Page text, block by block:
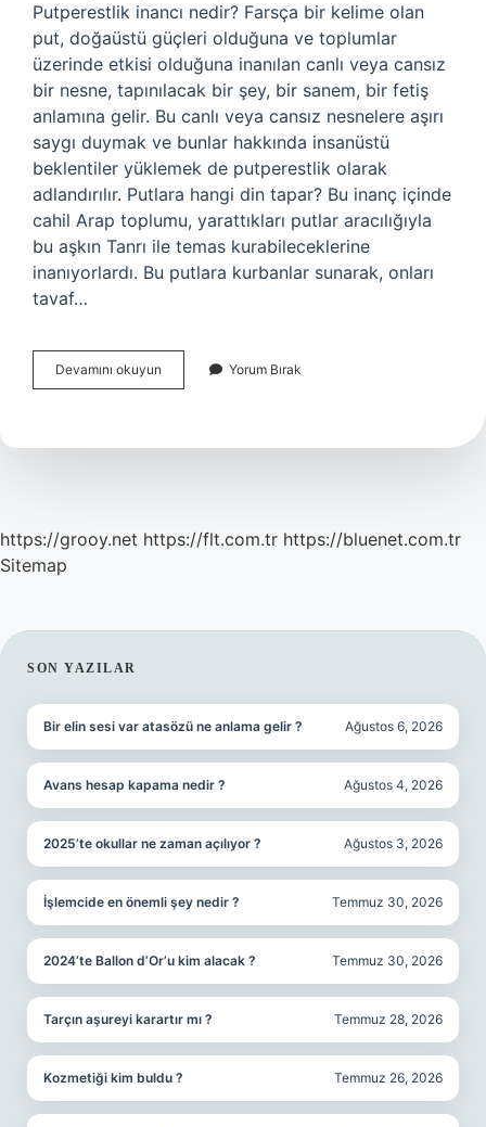
Putperestlik inancı nedir? Farsça bir kelime olan
put, doğaüstü güçleri olduğuna ve toplumlar
üzerinde etkisi olduğuna inanılan canlı veya cansız
bir nesne, tapınılacak bir şey, bir sanem, bir fetiş
anlamına gelir. Bu canlı veya cansız nesnelere aşırı
saygı duymak ve bunlar hakkında insanüstü
beklentiler yüklemek de putperestlik olarak
adlandırılır. Putlara hangi din tapar? Bu inanç içinde
cahil Arap toplumu, yarattıkları putlar aracılığıyla
bu aşkın Tanrı ile temas kurabileceklerine
inanıyorlardı. Bu putlara kurbanlar sunarak, onları
tavaf…
Devamını okuyun Putperestlik
Bir
Yorum Bırak
https://grooy.net https://flt.com.tr https://bluenet.com.tr
Sitemap
SIDEBAR
SON YAZILAR
Bir elin sesi var atasözü ne anlama gelir ? Ağustos 6, 2026
Avans hesap kapama nedir ? Ağustos 4, 2026
2025’te okullar ne zaman açılıyor ? Ağustos 3, 2026
İşlemcide en önemli şey nedir ? Temmuz 30, 2026
2024’te Ballon d’Or’u kim alacak ? Temmuz 30, 2026
Tarçın aşureyi karartır mı ? Temmuz 28, 2026
Kozmetiği kim buldu ? Temmuz 26, 2026